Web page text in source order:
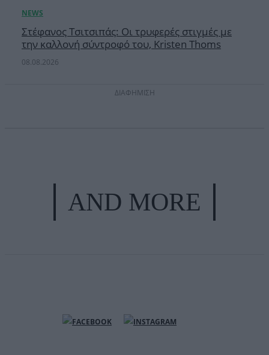
Στέφανος Τσιτσιπάς: Οι τρυφερές στιγμές με
την καλλονή σύντροφό του, Kristen Thoms
08.08.2026
ΔΙΑΦΗΜΙΣΗ
AND MORE